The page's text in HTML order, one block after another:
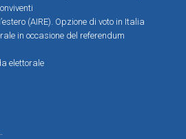
(AIRE). Opzione di voto in Italia
in occasione del referendum
elettorale